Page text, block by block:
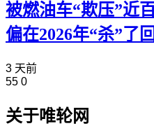
被燃油车“欺压”近
偏在2026年“杀”了回
3 天前
55 0
关于唯轮网